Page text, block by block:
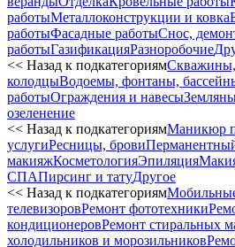
работыМеталлоконструкции и ковка
работыФасадные работыСнос,
работыГазификацияРазноробочие
<< Назад к подкатегориямСкважины,
колодцыВодоемы, фонтаны,
работыОграждения и навесы
озеленение
<< Назад к подкатегориямМаникюр
услугиРесницы, брови
макияжКосметологияЭпиляция
СПАПирсинг и татуДругое
<< Назад к подкатегориям
телевизоровРемонт фототехники
кондиционеровРемонт стиральных
холодильников и морозильников